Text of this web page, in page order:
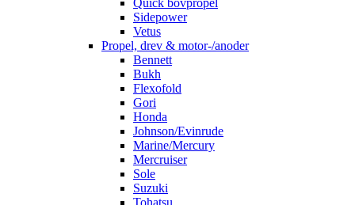
Quick bovpropel
Sidepower
Vetus
Propel, drev & motor-/anoder
Bennett
Bukh
Flexofold
Gori
Honda
Johnson/Evinrude
Marine/Mercury
Mercruiser
Sole
Suzuki